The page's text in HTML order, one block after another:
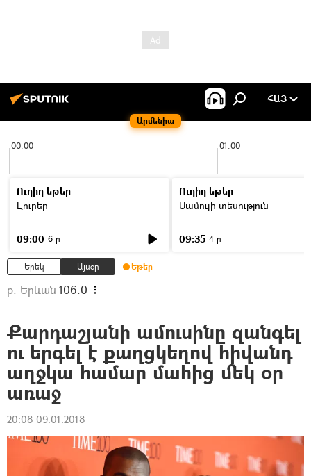
Արմենիա
ՀԱՅ
00:00 01:00
Ուղիղ եթեր
Լուրեր
09:00 6 ր
Ուղիղ եթեր
Մամուլի տեսություն
09:35 4 ր
Երեկ Այսօր Եթեր
ք. Երևան 106.0
Քարդաշյանի ամուսինը զանգել
ու երգել է քաղցկեղով հիվանդ
աղջկա համար մահից մեկ օր
առաջ
20:08 09.01.2018